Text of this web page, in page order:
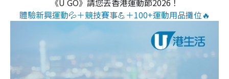
體驗新興運動💦＋競技賽事💪＋100+運動用品攤位🔥